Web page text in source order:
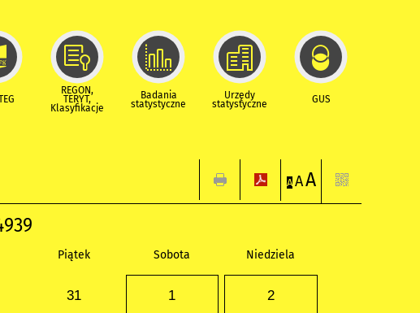
REGON,
TERYT,
Klasyfikacje
Badania
statystyczne
Urzędy
statystyczne GUS
A AA
Piątek Sobota Niedziela
31 1 2